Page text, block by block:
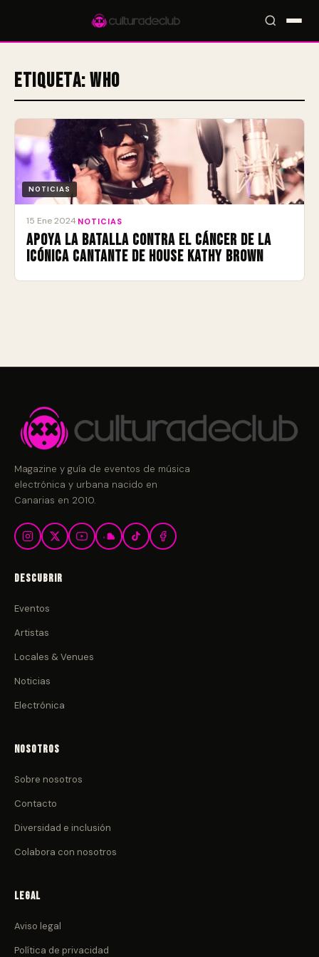
Accesos rápidos: 🎪 Eventos🎤 Artistas📍 Locales📰 Magazine
Etiqueta:Wh0
NOTICIAS
15 Ene 2024 NOTICIAS
Apoya la batalla contra el cáncer de la
icónica cantante de house Kathy Brown
Magazine y guía de eventos de música
electrónica y urbana nacido en
Canarias en 2010.
Descubrir
Eventos
Artistas
Locales & Venues
Noticias
Electrónica
Nosotros
Sobre nosotros
Contacto
Diversidad e inclusión
Colabora con nosotros
Legal
Aviso legal
Política de privacidad